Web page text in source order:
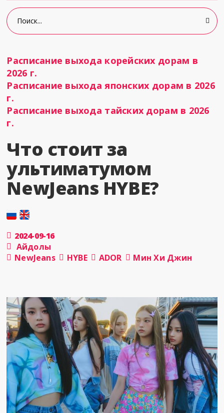
Расписание выхода корейских дорам в
2026 г.
Расписание выхода японских дорам в 2026
г.
Расписание выхода тайских дорам в 2026
г.
Что стоит за
ультиматумом
NewJeans HYBE?
2024-09-16
Айдолы
NewJeans
HYBE ADOR Мин Хи Джин